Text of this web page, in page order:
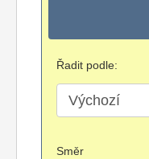
Řadit podle:
Směr